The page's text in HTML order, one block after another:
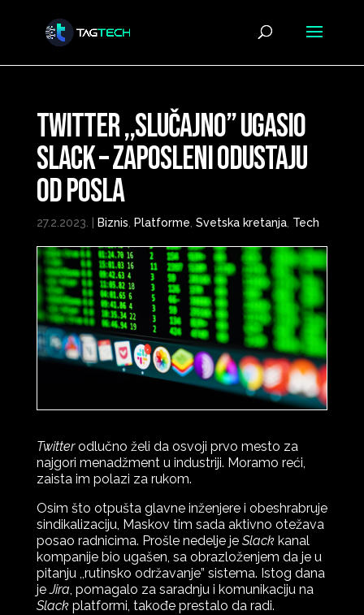
Twitter ,,slučajno” ugasio
Slack – Zaposleni odustaju
od posla
27.2.2023. Biznis Platforme Svetska kretanja, Tech
Twitterodlučno želi da osvoji prvo mesto za
najgori menadžment u industriji. Moramo reći,
zaista im polazi za rukom.
Osim što otpušta glavne inženjere i obeshrabruje
sindikalizaciju, Maskov tim sada aktivno otežava
posao radnicima. Prošle nedelje je Slackkanal
kompanije bio ugašen, sa obrazloženjem da je u
pitanju ,,rutinsko održavanje” sistema. Istog dana
jeJira, pomagalo za saradnju i komunikaciju na
Slackplatformi, takođe prestalo da radi.